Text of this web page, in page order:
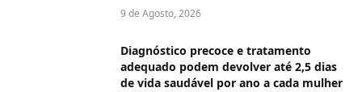
9 de Agosto, 2026
Diagnóstico precoce e tratamento
adequado podem devolver até 2,5 dias
de vida saudável por ano a cada mulher